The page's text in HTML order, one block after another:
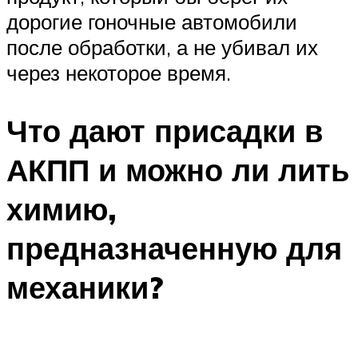
дорогие гоночные автомобили
после обработки, а не убивал их
через некоторое время.
Что дают присадки в
АКПП и можно ли лить
химию,
предназначенную для
механики?